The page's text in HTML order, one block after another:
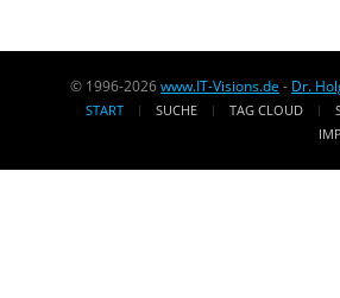
© 1996-2026www.IT-Visions.de - Dr.
START SUCHE TAG CLOUD